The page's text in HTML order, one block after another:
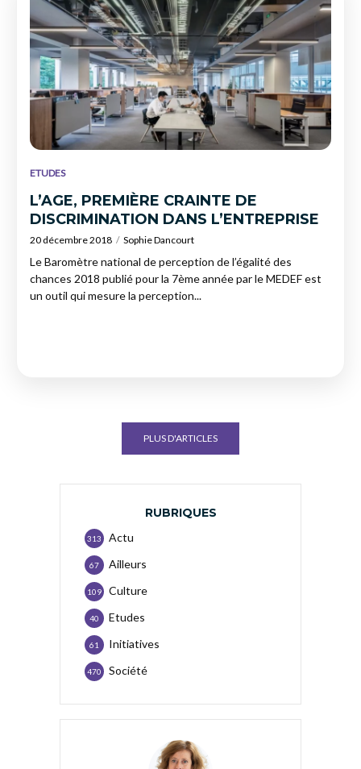
ETUDES
L’AGE, PREMIÈRE CRAINTE DE
DISCRIMINATION DANS L’ENTREPRISE
20 décembre 2018 Sophie Dancourt
Le Baromètre national de perception de l’égalité des
chances 2018 publié pour la 7ème année par le MEDEF est
un outil qui mesure la perception...
PLUS D'ARTICLES
RUBRIQUES
Actu
313
Ailleurs
67
Culture
109
Etudes
40
Initiatives
61
Société
470